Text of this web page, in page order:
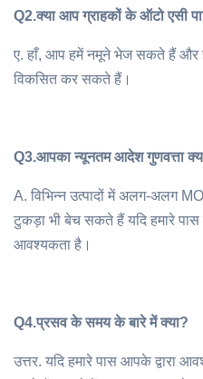
Q2.क्या आप ग्राहकों के ऑटो एसी
ए. हाँ, आप हमें नमूने भेज सकते हैं और
विकसित कर सकते हैं।
Q3.आपका न्यूनतम आदेश गुणवत्ता
A. विभिन्न उत्पादों में अलग-अलग
टुकड़ा भी बेच सकते हैं यदि हमारे
आवश्यकता है।
Q4.प्रसव के समय के बारे में क्या?
उत्तर. यदि हमारे पास आपके द्वारा